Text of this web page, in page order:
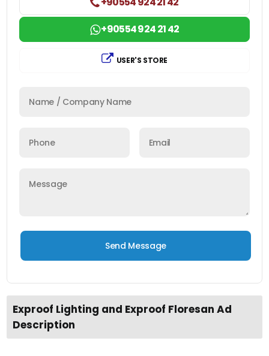
+90554 924 21 42
USER'S STORE
Exproof Lighting and Exproof Floresan Ad
Description